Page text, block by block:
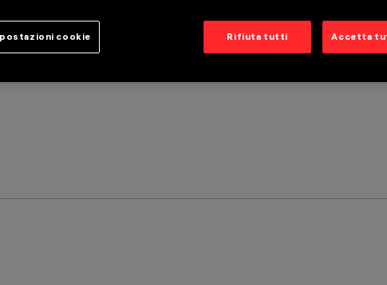
Rifiuta tutti Accetta
cookie